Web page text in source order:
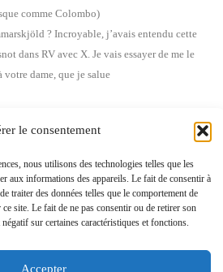
le consentement
nous utilisons des technologies telles que les
aux informations des appareils. Le fait de consentir à
traiter des données telles que le comportement de
site. Le fait de ne pas consentir ou de retirer son
sur certaines caractéristiques et fonctions.
Accepter
comme Colom­bo)
? Incroyable, j’a­vais enten­du cette
dans RV avec X. Je vais essayer de me le
votre dame, que je salue
2021 à 6 h 29 min
nous a bien fait rire – d’autant qu’il m’a fal­